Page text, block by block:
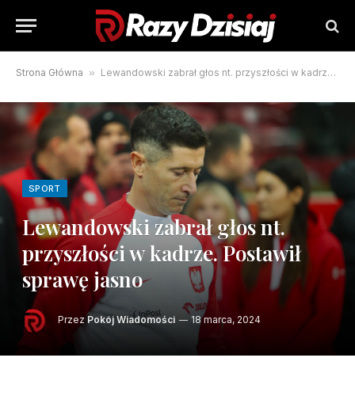
Strona Główna » Lewandowski zabrał głos nt. przyszłości w kadrze. Postawił sprawę jasno
SPORT
Lewandowski zabrał głos nt.
przyszłości w kadrze. Postawił
sprawę jasno
Przez Pokój Wiadomości 18 marca, 2024